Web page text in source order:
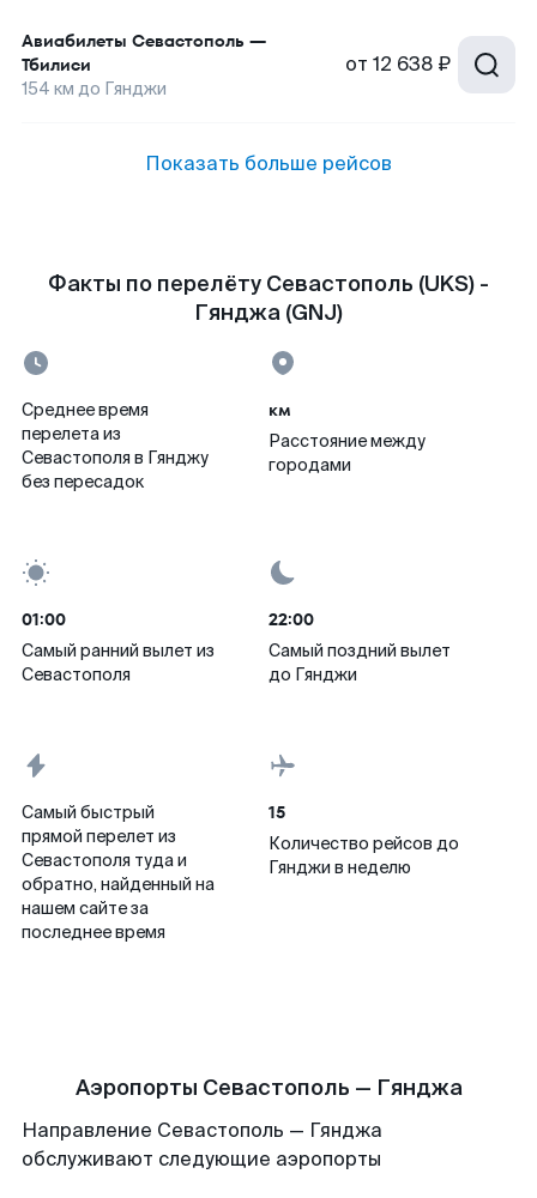
Авиабилеты Севастополь —
Тбилиси
154 км до Гянджи
от 12 638 ₽
Показать больше рейсов
Факты по перелёту Севастополь (UKS) -
Гянджа (GNJ)
Среднее время
перелета из
Севастополя в Гянджу
без пересадок
км
Расстояние между
городами
01:00
Самый ранний вылет из
Севастополя
22:00
Самый поздний вылет
до Гянджи
Самый быстрый
прямой перелет из
Севастополя туда и
обратно, найденный на
нашем сайте за
последнее время
15
Количество рейсов до
Гянджи в неделю
Аэропорты Севастополь — Гянджа
Направление Севастополь — Гянджа
обслуживают следующие аэропорты